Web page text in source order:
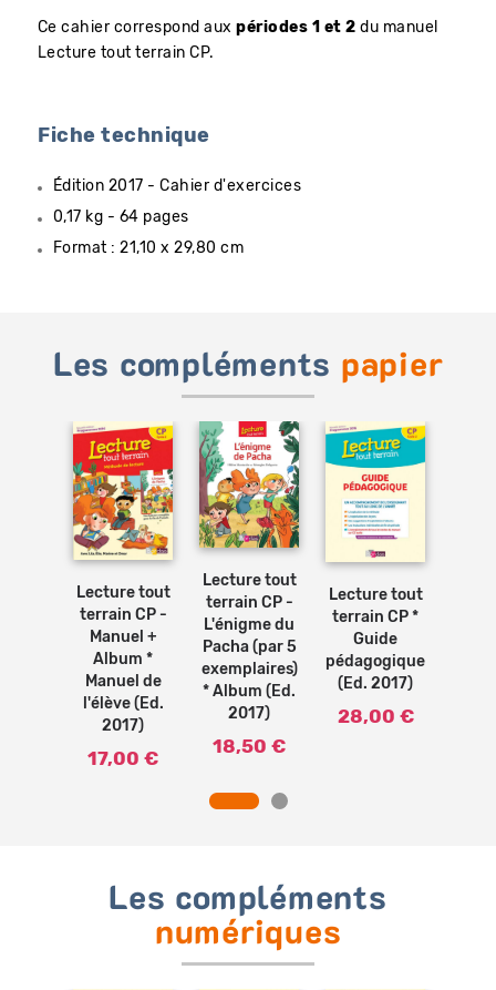
Ce cahier correspond auxpériodes 1 et 2du manuel
Lecture tout terrain CP.
Fiche technique
Édition 2017 - Cahier d'exercices
0,17 kg - 64 pages
Format : 21,10 x 29,80 cm
Les compléments papier
Ajouter
au
Lecture tout
terrain CP -
Manuel +
Album *
Manuel de
l'élève (Ed.
2017)
17,00 €
Ajouter
au
Lecture tout
terrain CP -
L'énigme du
Pacha (par 5
exemplaires)
* Album (Ed.
2017)
18,50 €
au
Lecture tout
terrain CP *
Guide
pédagogique
(Ed. 2017)
28,00 €
Les compléments
numériques